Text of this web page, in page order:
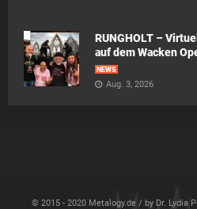
RUNGHOLT –
auf dem Wacken
NEWS
Aug. 3, 2026
© 2015 - 2020 Metalogy.de / by Dr. Lydia